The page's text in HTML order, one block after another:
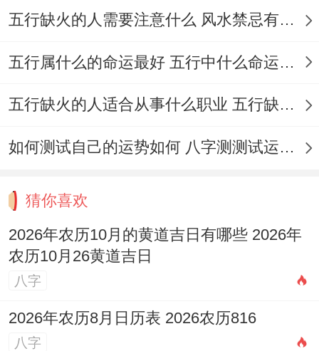
是桃花年每年戊土月是桃花月。
再说说从生辰八字看何时走桃花运：
九月的人遇兔年桃花运旺；阴历二月、六
月、十月出生的，遇鼠年桃花运旺；阴历三
旺；阴历四月、八月、十二月出生的人遇马
比较稳定，不会陷在爱情麻烦里，双方都专
情。
从八字日柱分析，女的遇官星对爱情好，多
帅哥追。甲乙日出生的女孩，遇天干庚辛流
五行缺火的人需要注意什么 风水禁忌有哪些
五行属什么的命运最好 五行中什么命运势旺盛
五行缺火的人适合从事什么职业 五行缺火的人适合从事的职业有哪些
如何测试自己的运势如何 八字测测试运运程
猜你喜欢
2026年农历10月的黄道吉日有哪些 2026年
农历10月26黄道吉日
八字
2026年农历8月日历表 2026农历816
八字